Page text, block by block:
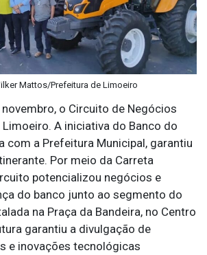
Mattos/Prefeitura de Limoeiro
o Circuito de Negócios
A iniciativa do Banco do
com a Prefeitura Municipal, garantiu
Por meio da Carreta
potencializou negócios e
do banco junto ao segmento do
na Praça da Bandeira, no Centro
garantiu a divulgação de
e inovações tecnológicas